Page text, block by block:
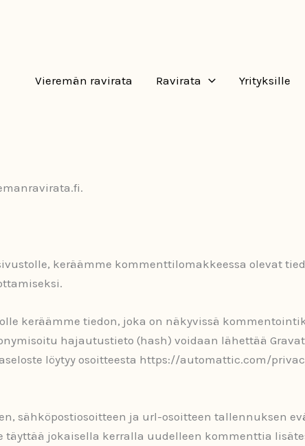
Vieremän ravirata Ravirata Yrityksille
keräämme kommenttilomakkeessa olevat
keräämme tiedon, joka on näkyvissä
hajautustieto (hash) voidaan lähettää
löytyy osoitteesta https://automattic.com/
sähköpostiosoitteen ja url-osoitteen tallennuksen
jokaisella kerralla uudelleen kommenttia